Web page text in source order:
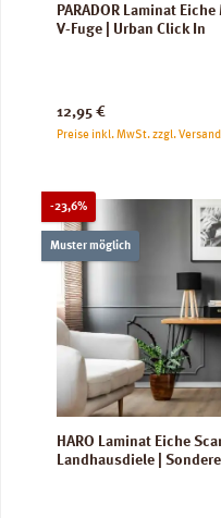
PARADOR Laminat
V-Fuge | Urban Click In
Regulärer Preis:
12,95 €
Preise inkl. MwSt. zzgl.
-23,6%Rabatt
Muster möglich
HARO Laminat Eiche
Landhausdiele |